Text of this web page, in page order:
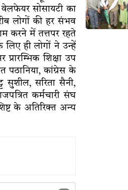
सोसायटी का
लोगों की हर संभव
करने में तत्तपर रहते
ही लोगों ने उन्हें
शिक्षा उप
पठानिया, कांग्रेस के
सुशील, सरिता सैनी,
कर्मचारी संघ
के अतिरिक्त अन्य